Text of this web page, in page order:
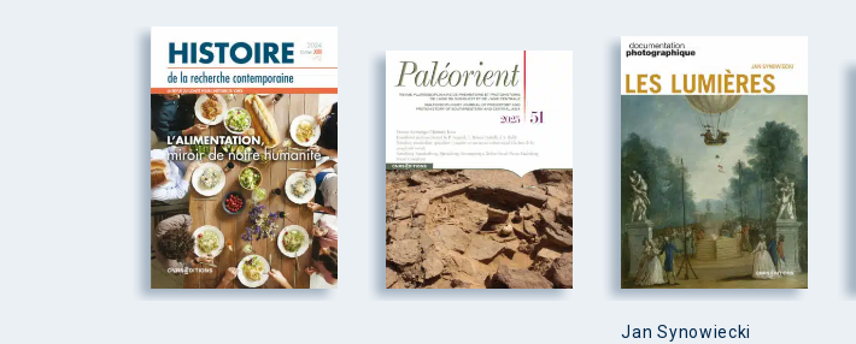
Jan Synowiecki